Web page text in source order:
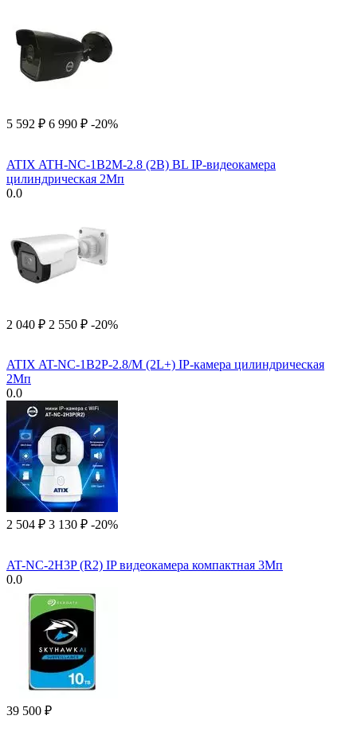
5 592 ₽ 6 990 ₽ -20%
ATIX ATH-NC-1B2M-2.8 (2B) BL IP-видеокамера
цилиндрическая 2Мп
0.0
2 040 ₽ 2 550 ₽ -20%
ATIX AT-NC-1B2P-2.8/M (2L+) IP-камера цилиндрическая
2Мп
0.0
2 504 ₽ 3 130 ₽ -20%
AT-NC-2H3P (R2) IP видеокамера компактная 3Мп
0.0
39 500 ₽